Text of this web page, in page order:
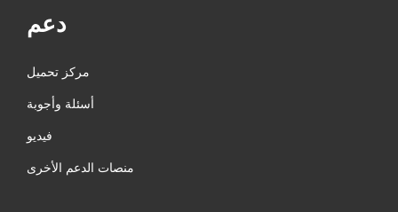
دعم
مركز تحميل
أسئلة وأجوبة
فيديو
منصات الدعم الأخرى